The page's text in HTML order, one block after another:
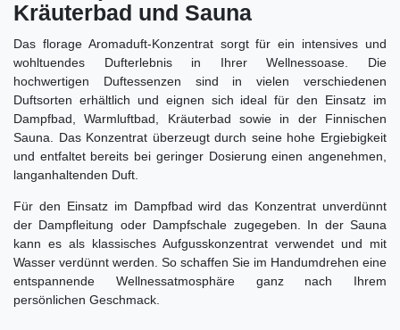
Kräuterbad und Sauna
Das florage Aromaduft-Konzentrat sorgt für ein intensives und
wohltuendes Dufterlebnis in Ihrer Wellnessoase. Die
hochwertigen Duftessenzen sind in vielen verschiedenen
Duftsorten erhältlich und eignen sich ideal für den Einsatz im
Dampfbad, Warmluftbad, Kräuterbad sowie in der Finnischen
Sauna. Das Konzentrat überzeugt durch seine hohe Ergiebigkeit
und entfaltet bereits bei geringer Dosierung einen angenehmen,
langanhaltenden Duft.
Für den Einsatz im Dampfbad wird das Konzentrat unverdünnt
der Dampfleitung oder Dampfschale zugegeben. In der Sauna
kann es als klassisches Aufgusskonzentrat verwendet und mit
Wasser verdünnt werden. So schaffen Sie im Handumdrehen eine
entspannende Wellnessatmosphäre ganz nach Ihrem
persönlichen Geschmack.